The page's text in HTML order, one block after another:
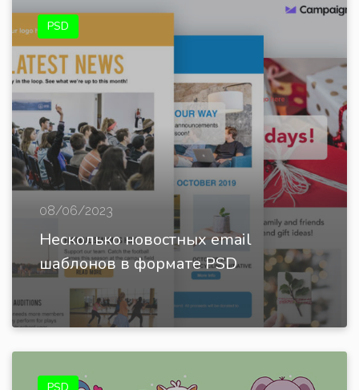
PSD
08/06/2023
Несколько новостных email
шаблонов в формате PSD